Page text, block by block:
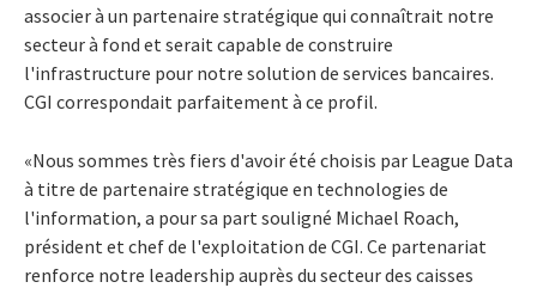
associer à un partenaire stratégique qui connaîtrait notre
secteur à fond et serait capable de construire
l'infrastructure pour notre solution de services bancaires.
CGI correspondait parfaitement à ce profil.
«Nous sommes très fiers d'avoir été choisis par League Data
à titre de partenaire stratégique en technologies de
l'information, a pour sa part souligné Michael Roach,
président et chef de l'exploitation de CGI. Ce partenariat
renforce notre leadership auprès du secteur des caisses